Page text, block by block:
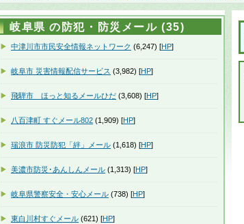
岐阜県 の防犯・防災メール (35)
中津川市市民安全情報ネットワーク (6,247) [HP]
岐阜市 災害情報配信サービス (3,982) [HP]
飛騨市 ほっと知るメールひだ (3,608) [HP]
八百津町 すぐメール802 (1,909) [HP]
瑞浪市 防災防犯「絆」メール (1,618) [HP]
美濃市防災･あんしんメール (1,313) [HP]
岐阜県警察安全・安心メール (738) [HP]
東白川村すぐメール (621) [HP]